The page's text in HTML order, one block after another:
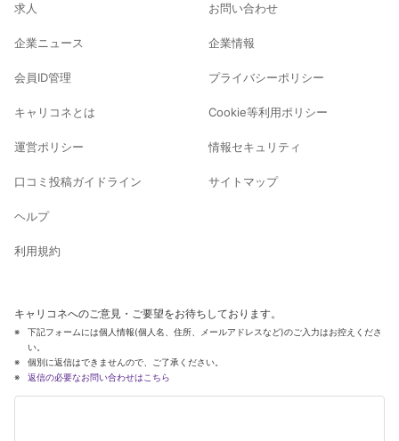
求人
企業ニュース
会員ID管理
キャリコネとは
運営ポリシー
口コミ投稿ガイドライン
ヘルプ
利用規約
お問い合わせ
企業情報
プライバシーポリシー
Cookie等利用ポリシー
情報セキュリティ
サイトマップ
キャリコネへのご意見・ご要望をお待ちしております。
下記フォームには個人情報(個人名、住所、メールアドレスなど)のご入力はお控えくださ
い。
個別に返信はできませんので、ご了承ください。
返信の必要なお問い合わせはこちら